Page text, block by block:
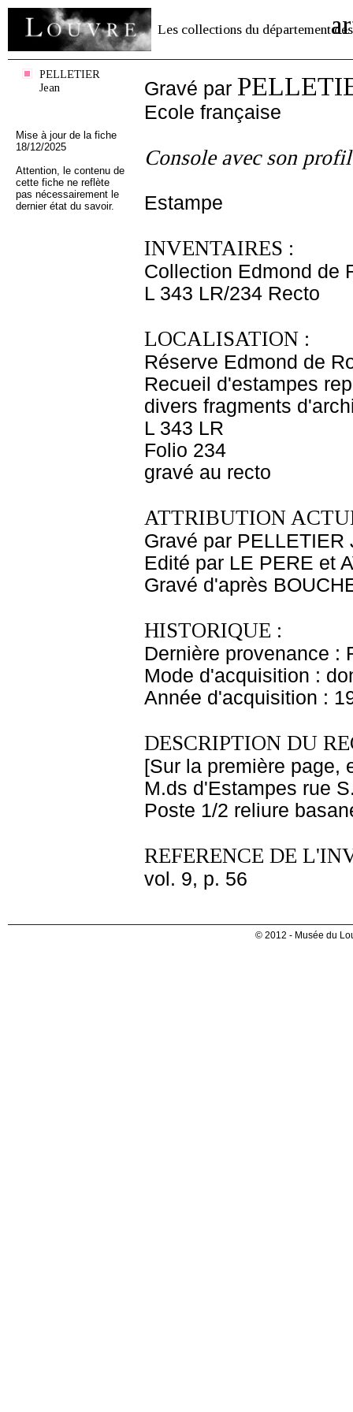
Les collections du département des
PELLETIER
Jean
Mise à jour de la fiche
18/12/2025
Attention, le contenu de
cette fiche ne reflète
pas nécessairement le
dernier état du savoir.
Gravé par
Ecole française
Console avec son profil
Estampe
INVENTAIRES :
Collection Edmond de
L 343 LR/234 Recto
LOCALISATION :
Réserve Edmond de
Recueil d'estampes
divers fragments
L 343 LR
Folio 234
gravé au recto
ATTRIBUTION
Gravé par PELLETIER
Edité par LE PERE et
Gravé d'après
HISTORIQUE :
Dernière provenance :
Mode d'acquisition :
Année d'acquisition :
DESCRIPTION DU
[Sur la première page,
M.ds d'Estampes rue
Poste 1/2 reliure
REFERENCE DE
vol. 9, p. 56
© 2012 - Musée du